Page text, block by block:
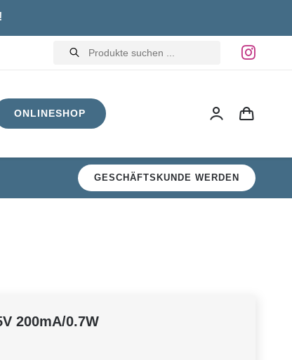
Products
search
ONLINESHOP
GESCHÄFTSKUNDE WERDEN
200mA/0.7W